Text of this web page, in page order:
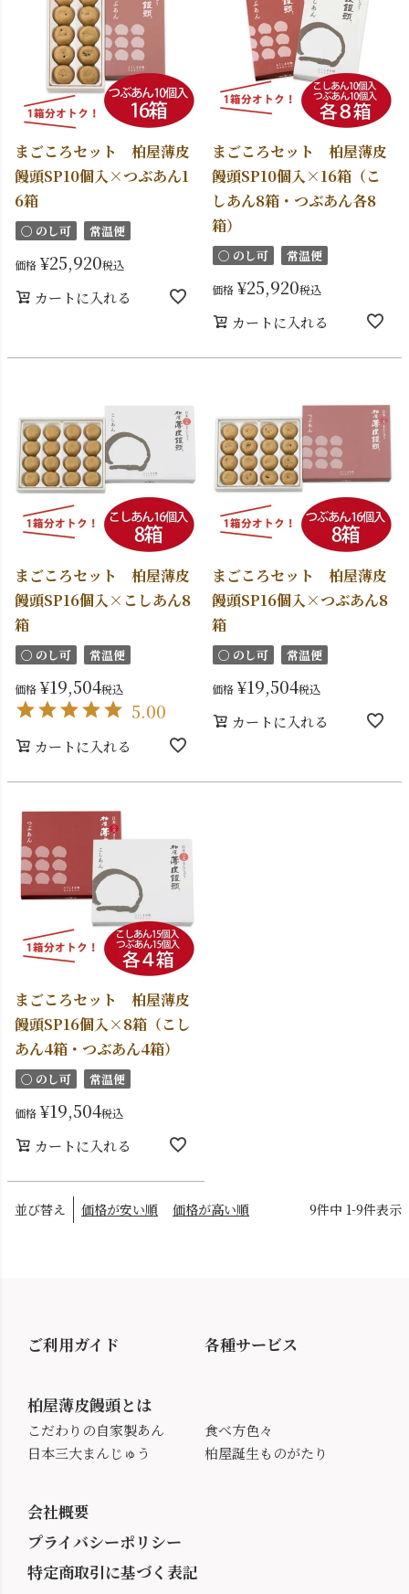
まごころセット 柏屋薄皮
饅頭SP10個入×つぶあん1
6箱
〇 のし可 常温便
価格 ¥25,920税込
カートに入れる
まごころセット 柏屋薄皮
饅頭SP10個入×16箱（こ
しあん8箱・つぶあん各8
箱）
〇 のし可 常温便
価格 ¥25,920税込
カートに入れる
まごころセット 柏屋薄皮
饅頭SP16個入×こしあん8
箱
〇 のし可 常温便
価格 ¥19,504税込
5.00
カートに入れる
まごころセット 柏屋薄皮
饅頭SP16個入×つぶあん8
箱
〇 のし可 常温便
価格 ¥19,504税込
カートに入れる
まごころセット 柏屋薄皮
饅頭SP16個入×8箱（こし
あん4箱・つぶあん4箱）
〇 のし可 常温便
価格 ¥19,504税込
カートに入れる
並び替え 価格が安い順 価格が高い順 9件中 1-9件表示
ご利用ガイド 各種サービス
柏屋薄皮饅頭とは
こだわりの自家製あん
日本三大まんじゅう
食べ方色々
柏屋誕生ものがたり
会社概要
プライバシーポリシー
特定商取引に基づく表記